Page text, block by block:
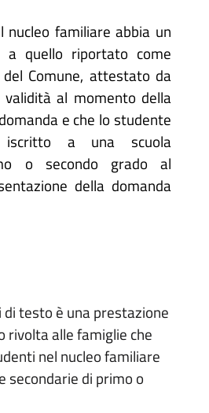
nucleo familiare abbia un
a quello riportato come
Comune, attestato da
al momento della
e che lo studente
iscritto a una scuola
o secondo grado al
della domanda
testo è una prestazione
rivolta alle famiglie che
nel nucleo familiare
secondarie di primo o